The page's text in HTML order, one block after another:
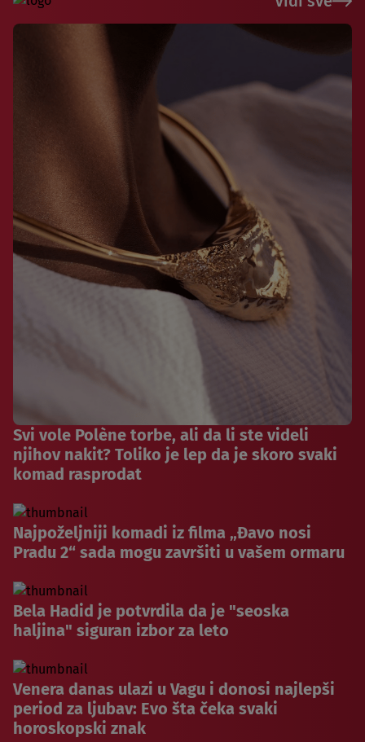
Svi vole Polène torbe, ali da li ste videli
njihov nakit? Toliko je lep da je skoro svaki
komad rasprodat
Najpoželjniji komadi iz filma „Đavo nosi
Pradu 2“ sada mogu završiti u vašem ormaru
Bela Hadid je potvrdila da je "seoska
haljina" siguran izbor za leto
Venera danas ulazi u Vagu i donosi najlepši
period za ljubav: Evo šta čeka svaki
horoskopski znak